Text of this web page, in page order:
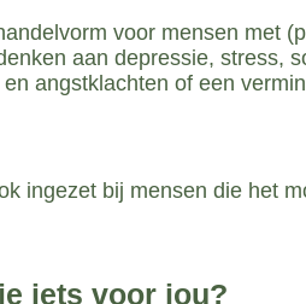
voor mensen met
aan depressie, stress,
angstklachten of een
ingezet bij mensen die het
iets voor jou?